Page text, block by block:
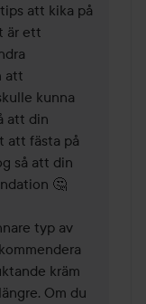
att kika på
är ett
att
kunna
att din
att fästa på
så att din
🤔
typ av
kräm
Om du